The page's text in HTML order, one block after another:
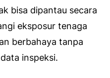
bisa dipantau secara
eksposur tenaga
berbahaya tanpa
inspeksi.